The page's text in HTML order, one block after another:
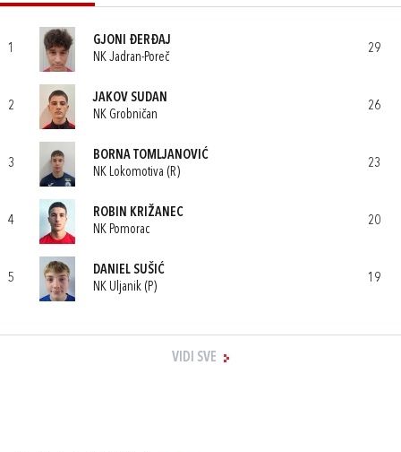
1
GJONI ĐERĐAJ
NK Jadran-Poreč
29
2
JAKOV SUDAN
NK Grobničan
26
3
BORNA TOMLJANOVIĆ
NK Lokomotiva (R)
23
4
ROBIN KRIŽANEC
NK Pomorac
20
5
DANIEL SUŠIĆ
NK Uljanik (P)
19
VIDI SVE